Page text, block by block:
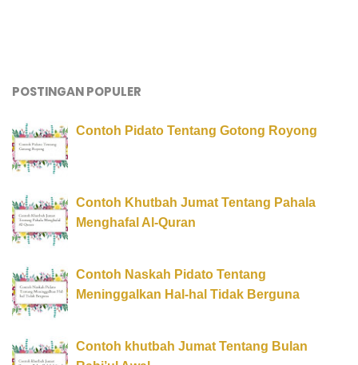
POSTINGAN POPULER
Contoh Pidato Tentang Gotong Royong
Contoh Khutbah Jumat Tentang Pahala
Menghafal Al-Quran
Contoh Naskah Pidato Tentang
Meninggalkan Hal-hal Tidak Berguna
Contoh khutbah Jumat Tentang Bulan